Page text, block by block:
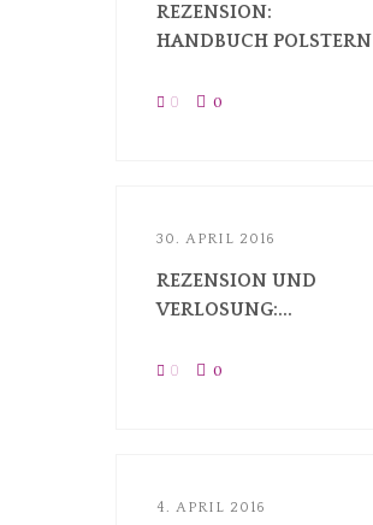
REZENSION:
HANDBUCH POLSTERN
0 0
30. APRIL 2016
REZENSION UND
VERLOSUNG:...
0 0
4. APRIL 2016